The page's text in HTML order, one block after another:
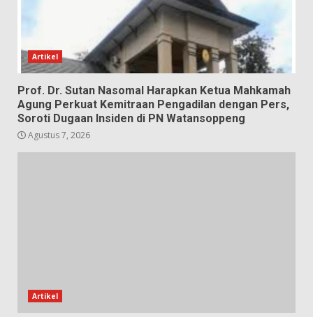
Artikel
Prof. Dr. Sutan Nasomal Harapkan Ketua Mahkamah
Agung Perkuat Kemitraan Pengadilan dengan Pers,
Soroti Dugaan Insiden di PN Watansoppeng
Agustus 7, 2026
Artikel